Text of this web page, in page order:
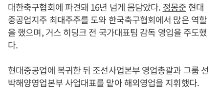
대한축구협회에 파견돼 16년 넘게 몸담았다. 정몽준현대
중공업지주 최대주주를 도와 한국축구협회에서 많은 역할
을 했으며, 거스 히딩크 전 국가대표팀 감독 영입을 주도했
다.
현대중공업에 복귀한 뒤 조선사업본부 영업총괄과 그룹 선
박해양영업본부 사업대표를 맡아 해외영업을 지휘했다.